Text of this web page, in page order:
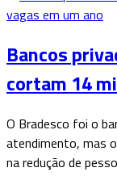
Bancos
cortam 14
O Bradesco foi o
atendimento, mas
na redução de